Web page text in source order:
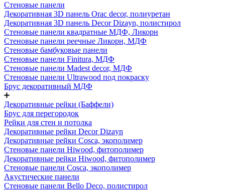
Стеновые панели
Декоративная 3D панель Orac decor, полиуретан
Декоративная 3D панель Decor Dizayn, полистирол
Стеновые панели квадратные МДФ, Ликорн
Стеновые панели реечные Ликорн, МДФ
Стеновые бамбуковые панели
Стеновые панели Finitura, МДФ
Стеновые панели Madest decor, МДФ
Стеновые панели Ultrawood под покраску
Брус декоративный МДФ
Декоративные рейки (Баффели)
Брус для перегородок
Рейки для стен и потолка
Декоративные рейки Decor Dizayn
Декоративные рейки Cosca, экополимер
Стеновые панели Hiwood, фитополимер
Декоративные рейки Hiwood, фитополимер
Стеновые панели Cosca, экополимер
Акустические панели
Стеновые панели Bello Deco, полистирол